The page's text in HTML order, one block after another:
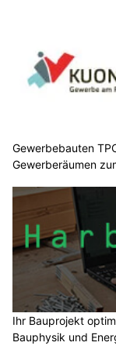
Gewerbebauten
Gewerberäumen
Ihr Bauprojekt
Bauphysik und